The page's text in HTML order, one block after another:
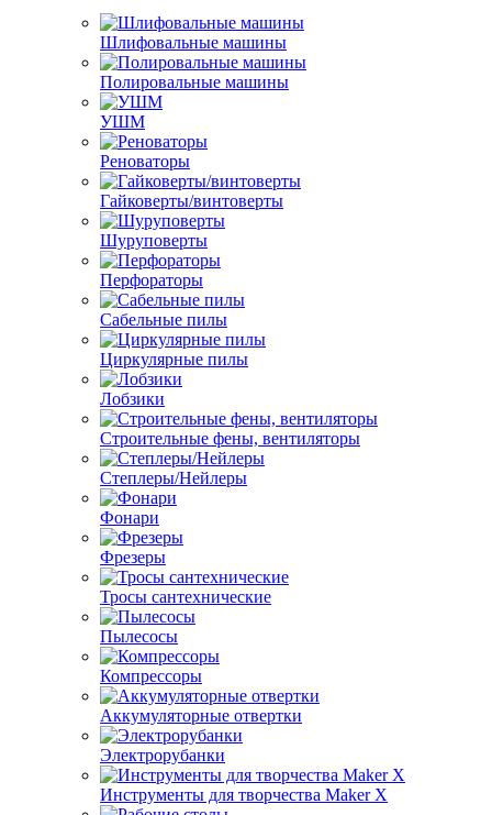
Шлифовальные машины
Полировальные машины
УШМ
Реноваторы
Гайковерты/винтоверты
Шуруповерты
Перфораторы
Сабельные пилы
Циркулярные пилы
Лобзики
Строительные фены, вентиляторы
Степлеры/Нейлеры
Фонари
Фрезеры
Тросы сантехнические
Пылесосы
Компрессоры
Аккумуляторные отвертки
Электрорубанки
Инструменты для творчества Maker X